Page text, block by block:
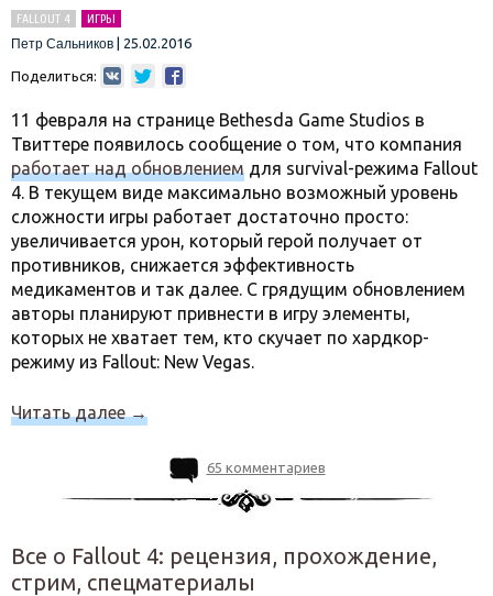
FALLOUT 4
ИГРЫ
Петр Сальников
25.02.2016
Поделиться:
11 февраля на странице Bethesda Game Studios в
Твиттере появилось сообщение о том, что компания
работает над обновлением для survival-режима Fallout
4. В текущем виде максимально возможный уровень
сложности игры работает достаточно просто:
увеличивается урон, который герой получает от
противников, снижается эффективность
медикаментов и так далее. С грядущим обновлением
авторы планируют привнести в игру элементы,
которых не хватает тем, кто скучает по хардкор-
режиму из Fallout: New Vegas.
Читать далее→
65 комментариев
Все о Fallout 4: рецензия, прохождение,
стрим, спецматериалы